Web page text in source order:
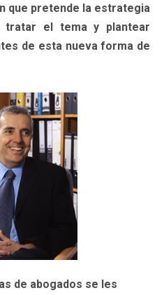
que pretende la estrategia
tratar el tema y plantear
de esta nueva forma de
de abogados se les